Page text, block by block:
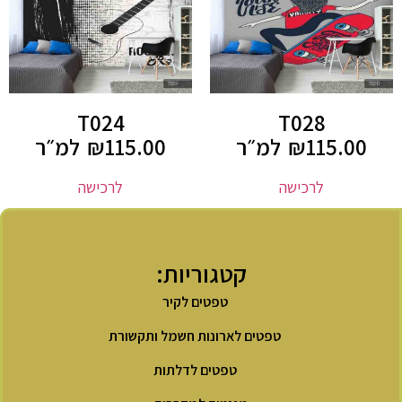
T028
₪115.00 למ״ר
לרכישה
T024
₪115.00 למ״ר
לרכישה
קטגוריות:
טפטים לקיר
טפטים לארונות חשמל ותקשורת
טפטים לדלתות